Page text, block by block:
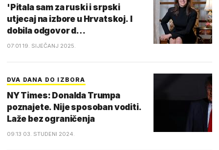
'Pitala sam za ruski i srpski
utjecaj na izbore u Hrvatskoj. I
dobila odgovor d…
07:01 19. SIJEČANJ 2025.
DVA DANA DO IZBORA
NY Times: Donalda Trumpa
poznajete. Nije sposoban voditi.
Laže bez ograničenja
09:13 03. STUDENI 2024.